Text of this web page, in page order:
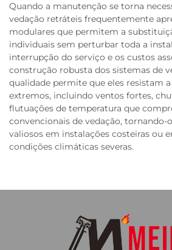
Quando a manutenção se torna
vedação retráteis frequentemente
modulares que permitem a
individuais sem perturbar toda a
interrupção do serviço e os custos
construção robusta dos sistemas de
qualidade permite que eles resistam
extremos, incluindo ventos fortes,
flutuações de temperatura que
convencionais de vedação,
valiosos em instalações costeiras ou
condições climáticas severas.